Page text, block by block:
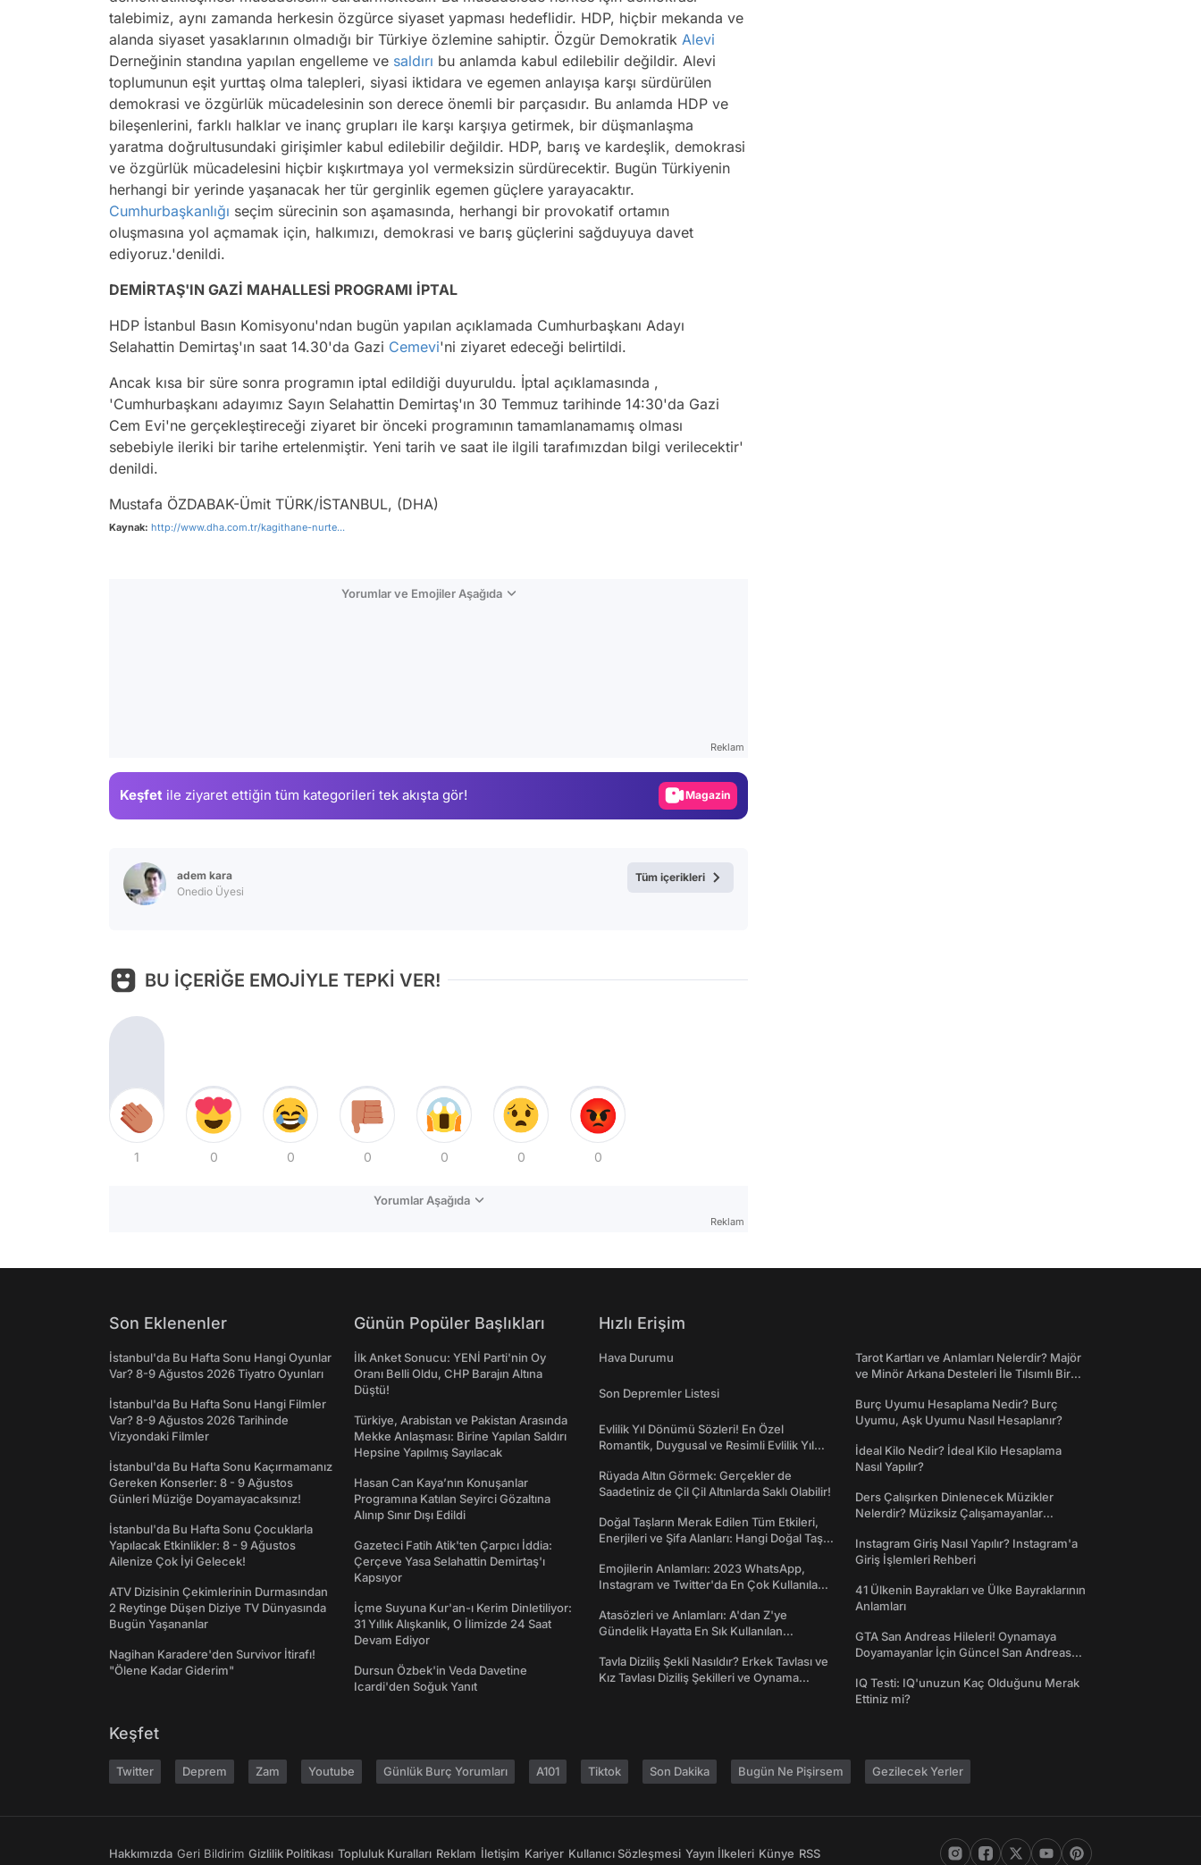
talebimiz, aynı zamanda herkesin özgürce siyaset yapması hedeflidir. HDP, hiçbir mekanda ve
alanda siyaset yasaklarının olmadığı bir Türkiye özlemine sahiptir. Özgür Demokratik Alevi
Derneğinin standına yapılan engelleme ve saldırı bu anlamda kabul edilebilir değildir. Alevi
toplumunun eşit yurttaş olma talepleri, siyasi iktidara ve egemen anlayışa karşı sürdürülen
demokrasi ve özgürlük mücadelesinin son derece önemli bir parçasıdır. Bu anlamda HDP ve
bileşenlerini, farklı halklar ve inanç grupları ile karşı karşıya getirmek, bir düşmanlaşma
yaratma doğrultusundaki girişimler kabul edilebilir değildir. HDP, barış ve kardeşlik, demokrasi
ve özgürlük mücadelesini hiçbir kışkırtmaya yol vermeksizin sürdürecektir. Bugün Türkiyenin
herhangi bir yerinde yaşanacak her tür gerginlik egemen güçlere yarayacaktır.
Cumhurbaşkanlığı seçim sürecinin son aşamasında, herhangi bir provokatif ortamın
oluşmasına yol açmamak için, halkımızı, demokrasi ve barış güçlerini sağduyuya davet
ediyoruz.'denildi.
DEMİRTAŞ'IN GAZİ MAHALLESİ PROGRAMI İPTAL
HDP İstanbul Basın Komisyonu'ndan bugün yapılan açıklamada Cumhurbaşkanı Adayı
Selahattin Demirtaş'ın saat 14.30'da Gazi Cemevi'ni ziyaret edeceği belirtildi.
Ancak kısa bir süre sonra programın iptal edildiği duyuruldu. İptal açıklamasında ,
'Cumhurbaşkanı adayımız Sayın Selahattin Demirtaş'ın 30 Temmuz tarihinde 14:30'da Gazi
Cem Evi'ne gerçekleştireceği ziyaret bir önceki programının tamamlanamamış olması
sebebiyle ileriki bir tarihe ertelenmiştir. Yeni tarih ve saat ile ilgili tarafımızdan bilgi verilecektir'
denildi.
Mustafa ÖZDABAK-Ümit TÜRK/İSTANBUL, (DHA)
Kaynak: http://www.dha.com.tr/kagithane-nurte...
Yorumlar ve Emojiler Aşağıda
Reklam
Keşfet ile ziyaret ettiğin tüm kategorileri tek akışta gör! Magazin
adem kara
Onedio Üyesi
Tüm içerikleri
BU İÇERİĞE EMOJİYLE TEPKİ VER!
1 0 0 0 0 0 0
Yorumlar Aşağıda
Reklam
Son Eklenenler
İstanbul'da Bu Hafta Sonu Hangi Oyunlar
Var? 8-9 Ağustos 2026 Tiyatro Oyunları
İstanbul'da Bu Hafta Sonu Hangi Filmler
Var? 8-9 Ağustos 2026 Tarihinde
Vizyondaki Filmler
İstanbul'da Bu Hafta Sonu Kaçırmamanız
Gereken Konserler: 8 - 9 Ağustos
Günleri Müziğe Doyamayacaksınız!
İstanbul'da Bu Hafta Sonu Çocuklarla
Yapılacak Etkinlikler: 8 - 9 Ağustos
Ailenize Çok İyi Gelecek!
ATV Dizisinin Çekimlerinin Durmasından
2 Reytinge Düşen Diziye TV Dünyasında
Bugün Yaşananlar
Nagihan Karadere'den Survivor İtirafı!
"Ölene Kadar Giderim"
Günün Popüler Başlıkları
İlk Anket Sonucu: YENİ Parti'nin Oy
Oranı Belli Oldu, CHP Barajın Altına
Düştü!
Türkiye, Arabistan ve Pakistan Arasında
Mekke Anlaşması: Birine Yapılan Saldırı
Hepsine Yapılmış Sayılacak
Hasan Can Kaya’nın Konuşanlar
Programına Katılan Seyirci Gözaltına
Alınıp Sınır Dışı Edildi
Gazeteci Fatih Atik'ten Çarpıcı İddia:
Çerçeve Yasa Selahattin Demirtaş'ı
Kapsıyor
İçme Suyuna Kur'an-ı Kerim Dinletiliyor:
31 Yıllık Alışkanlık, O İlimizde 24 Saat
Devam Ediyor
Dursun Özbek'in Veda Davetine
Icardi'den Soğuk Yanıt
Hızlı Erişim
Hava Durumu
Son Depremler Listesi
Evlilik Yıl Dönümü Sözleri! En Özel
Romantik, Duygusal ve Resimli Evlilik Yıl
Rüyada Altın Görmek: Gerçekler de
Saadetiniz de Çil Çil Altınlarda Saklı Olabilir!
Doğal Taşların Merak Edilen Tüm Etkileri,
Enerjileri ve Şifa Alanları: Hangi Doğal Taş
Emojilerin Anlamları: 2023 WhatsApp,
Instagram ve Twitter'da En Çok Kullanılan
Atasözleri ve Anlamları: A'dan Z'ye
Gündelik Hayatta En Sık Kullanılan
Tavla Diziliş Şekli Nasıldır? Erkek Tavlası ve
Kız Tavlası Diziliş Şekilleri ve Oynama
Tarot Kartları ve Anlamları Nelerdir? Majör
ve Minör Arkana Desteleri İle Tılsımlı Bir
Burç Uyumu Hesaplama Nedir? Burç
Uyumu, Aşk Uyumu Nasıl Hesaplanır?
İdeal Kilo Nedir? İdeal Kilo Hesaplama
Nasıl Yapılır?
Ders Çalışırken Dinlenecek Müzikler
Nelerdir? Müziksiz Çalışamayanlar
Instagram Giriş Nasıl Yapılır? Instagram'a
Giriş İşlemleri Rehberi
41 Ülkenin Bayrakları ve Ülke Bayraklarının
Anlamları
GTA San Andreas Hileleri! Oynamaya
Doyamayanlar İçin Güncel San Andreas
IQ Testi: IQ'unuzun Kaç Olduğunu Merak
Ettiniz mi?
Keşfet
Twitter Deprem Zam Youtube Günlük Burç Yorumları A101 Tiktok Son Dakika Bugün Ne Pişirsem Gezilecek Yerler
Hakkımızda Geri Bildirim Gizlilik Politikası Topluluk Kuralları Reklam İletişim Kariyer Kullanıcı Sözleşmesi Yayın İlkeleri Künye RSS